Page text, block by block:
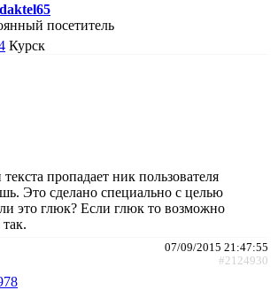
посетитель
Курск
пропадает ник пользователя
Это сделано специально с целью
это глюк? Если глюк то возможно
07/09/2015 21:47:55
#2124930